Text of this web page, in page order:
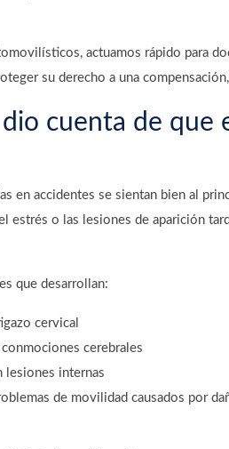
actuamos rápido para
su derecho a una
cuenta de que
en accidentes se sientan bien al
estrés o las lesiones de aparición
que desarrollan:
cervical
cerebrales
lesiones internas
de movilidad causados por